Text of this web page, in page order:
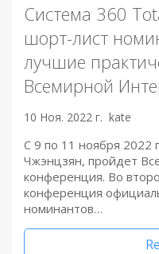
Система 360
шорт-лист
лучшие
Всемирной
10 Ноя. 2022 г. kate
С 9 по 11 ноября 2022
Чжэнцзян, пройдет
конференция. Во
конференция
номинантов…